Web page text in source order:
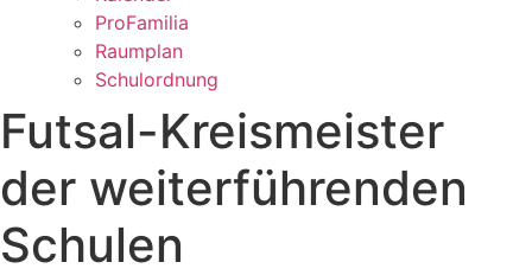
ProFamilia
Raumplan
Schulordnung
Futsal-Kreismeister
der weiterführenden
Schulen